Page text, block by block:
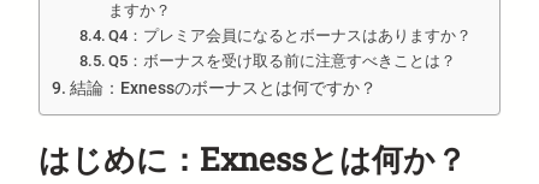
ますか？
Q4：プレミア会員になるとボーナスはありますか？
Q5：ボーナスを受け取る前に注意すべきことは？
結論：Exnessのボーナスとは何ですか？
はじめに：Exnessとは何か？